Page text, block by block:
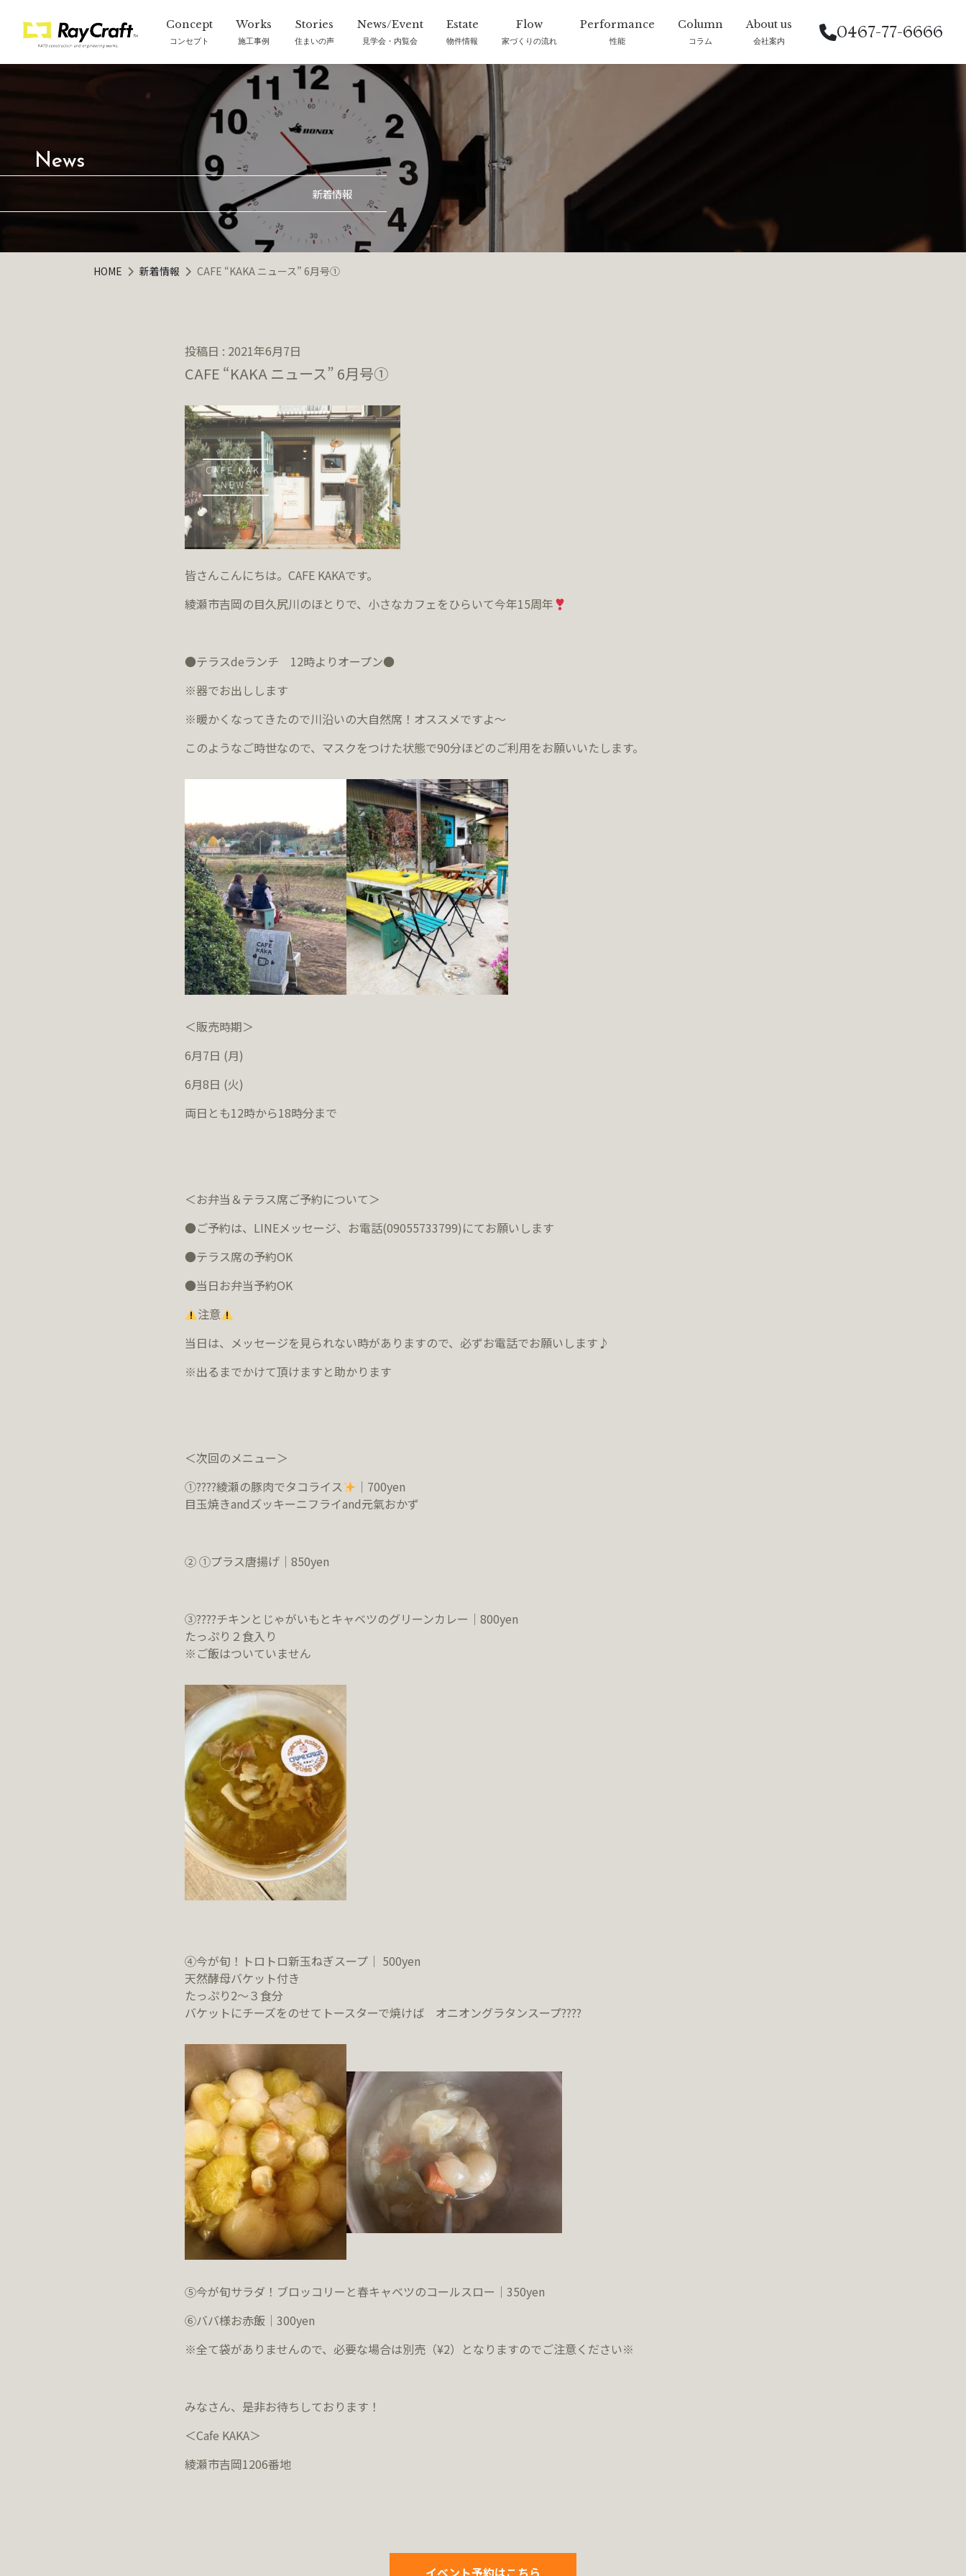
コンセプト 施工事例 住まいの声 見学会・内覧会 物件情報 家づくりの流れ 性能 コラム 会社案内 0467-77-6666
新着情報
HOME 新着情報 CAFE “KAKA ニュース” 6月号①
投稿日 : 2021年6月7日
CAFE “KAKA ニュース” 6月号①
皆さんこんにちは。CAFE KAKAです。
綾瀬市吉岡の目久尻川のほとりで、小さなカフェをひらいて今年15周年
●テラスdeランチ 12時よりオープン●
※器でお出しします
※暖かくなってきたので川沿いの大自然席！オススメですよ～
このようなご時世なので、マスクをつけた状態で90分ほどのご利用をお願いいたします。
＜販売時期＞
6月7日 (月)
6月8日 (火)
両日とも12時から18時分まで
＜お弁当＆テラス席ご予約について＞
●ご予約は、 LINEメッセージ、お電話(09055733799)にてお願いします
●テラス席の予約OK
●当日お弁当予約OK
注意
当日は、メッセージを見られない時がありますので、必ずお電話でお願いします♪
※出るまでかけて頂けますと助かります
＜次回のメニュー＞
①????綾瀬の豚肉でタコライス
｜700yen
目玉焼きandズッキーニフライand元氣おかず
② ①プラス唐揚げ｜850yen
③????チキンとじゃがいもとキャベツのグリーンカレー｜800yen
たっぷり２食入り
※ご飯はついていません
④今が旬！トロトロ新玉ねぎスープ｜ 500yen
天然酵母バケット付き
たっぷり2〜３食分
バケットにチーズをのせてトースターで焼けば オニオングラタンスープ????
⑤今が旬サラダ！ブロッコリーと春キャベツのコールスロー｜350yen
⑥ババ様お赤飯｜300yen
※全て袋がありませんので、必要な場合は別売（¥2）となりますのでご注意ください※
みなさん、是非お待ちしております！
＜Cafe KAKA＞
綾瀬市吉岡1206番地
イベント予約はこちら